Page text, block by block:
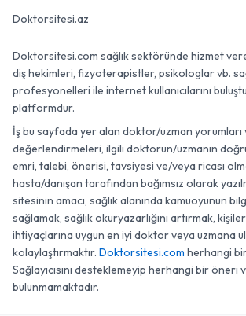
Doktorsitesi.az
Doktorsitesi.com sağlık sektöründe hizmet
diş hekimleri, fizyoterapistler, psikologlar vb.
profesyonelleri ile internet kullanıcılarını
platformdur.
İş bu sayfada yer alan doktor/uzman yorumları
değerlendirmeleri, ilgili doktorun/uzmanın
emri, talebi, önerisi, tavsiyesi ve/veya ricası
hasta/danışan tarafından bağımsız olarak
sitesinin amacı, sağlık alanında kamuoyunun
sağlamak, sağlık okuryazarlığını artırmak,
ihtiyaçlarına uygun en iyi doktor veya uzmana
kolaylaştırmaktır. Doktorsitesi.com herhangi
Sağlayıcısını desteklemeyip herhangi bir öneri
bulunmamaktadır.